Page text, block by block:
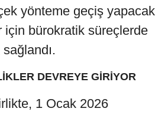
yönteme geçiş yapacak
için bürokratik süreçlerde
DEVREYE GİRİYOR
1 Ocak 2026